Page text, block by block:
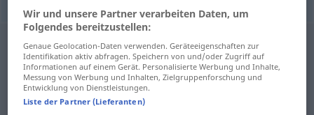
Wir und unsere Partner verarbeiten Daten, um
Folgendes bereitzustellen:
Genaue Geolocation-Daten verwenden. Geräteeigenschaften zur
Identifikation aktiv abfragen. Speichern von und/oder Zugriff auf
Informationen auf einem Gerät. Personalisierte Werbung und Inhalte,
Messung von Werbung und Inhalten, Zielgruppenforschung und
Entwicklung von Dienstleistungen.
Liste der Partner (Lieferanten)